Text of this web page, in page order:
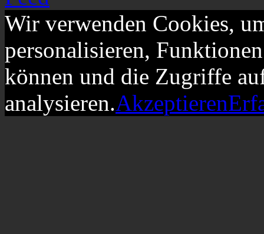
Wir verwenden Cookies,
personalisieren,
können und die Zugriffe
analysieren.Akzeptieren